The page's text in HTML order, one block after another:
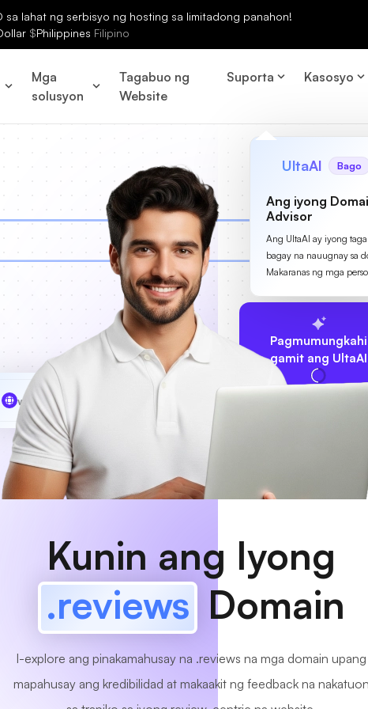
sa lahat ng serbisyo ng hosting sa limitadong panahon!
$Philippines Filipino
Mga
solusyon
Tagabuo ng
Website
Suporta Kasosyo
UltaAI Bago
Ang iyong
Advisor
Ang UltaAI ay iyong
bagay na nauugnay sa
Makaranas ng mga
Pagmumungkahi
gamit ang UltaAI
www MyCafe
Kunin ang Iyong
.reviews Domain
I-explore ang pinakamahusay na .reviews na mga domain upang
mapahusay ang kredibilidad at makaakit ng feedback na